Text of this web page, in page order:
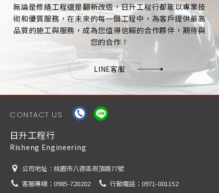
無論是修繕工程還是翻新改造，日升工程行都能以專業技
術和優質服務，在未來的每一個工程中，為客戶提供最高
品質的施工與服務，成為您值得信賴的合作夥伴，期待與
您的合作！
LINE客服
CONTACT US
日升工程行
Risheng Engineering
公司地址： 桃園市八德區崁頂路77號
客服專線： 0985-720202 行動電話： 0971-001152